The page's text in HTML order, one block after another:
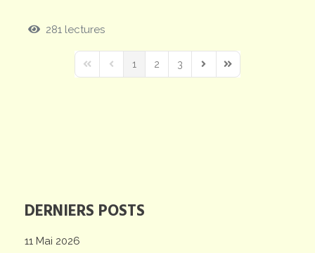
DERNIERS POSTS
11 Mai 2026
281 lectures
First PagePrevious Page
1 2 3
Next PageLast Page